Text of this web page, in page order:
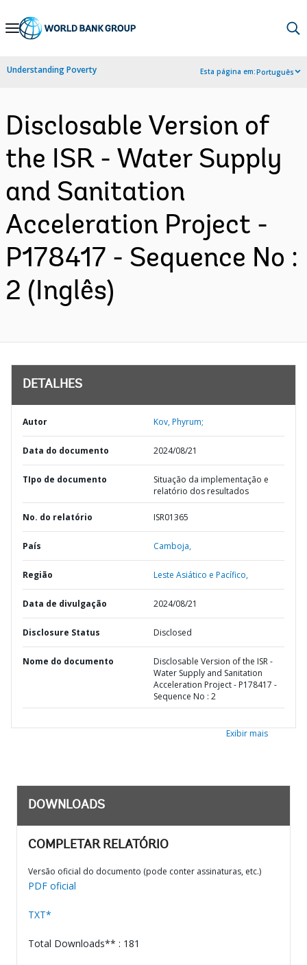
Skip
Navigation
Understanding Poverty Esta página em:Português
Disclosable Version of
the ISR - Water Supply
and Sanitation
Acceleration Project -
P178417 - Sequence No :
2 (Inglês)
DETALHES
Autor Kov, Phyrum;
Data do documento 2024/08/21
TIpo de documento
Situação da implementação e
relatório dos resultados
No. do relatório ISR01365
País Camboja,
Região Leste Asiático e Pacífico,
Data de divulgação 2024/08/21
Disclosure Status Disclosed
Nome do documento
Disclosable Version of the ISR -
Water Supply and Sanitation
Acceleration Project - P178417 -
Sequence No : 2
Exibir mais
DOWNLOADS
COMPLETAR RELATÓRIO
Versão oficial do documento (pode conter assinaturas, etc.)
PDF oficial
TXT*
Total Downloads** : 181